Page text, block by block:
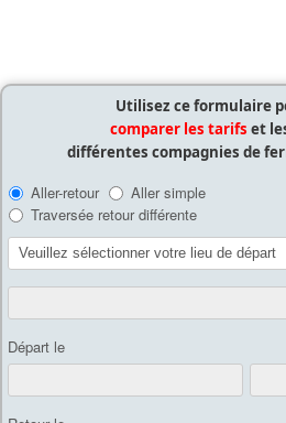
Utilisez ce formulaire
comparer les tarifs et
différentes compagnies de